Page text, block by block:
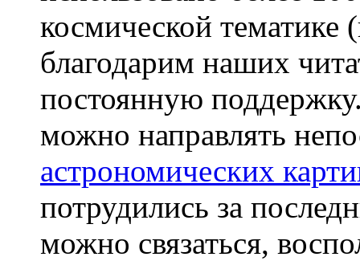
космической
благодарим наших
постоянную
можно направлять
астрономических
потрудились за
можно связаться,